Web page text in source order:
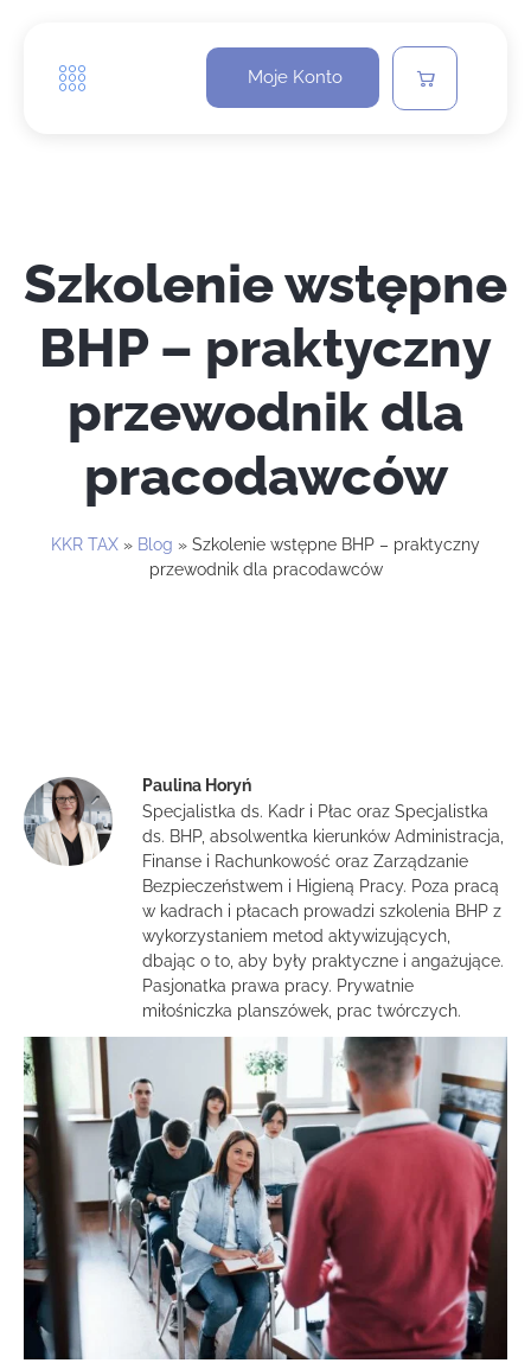
Moje Konto
Szkolenie wstępne
BHP – praktyczny
przewodnik dla
pracodawców
KKR TAX » Blog » Szkolenie wstępne BHP – praktyczny
przewodnik dla pracodawców
Paulina Horyń
Specjalistka ds. Kadr i Płac oraz Specjalistka
ds. BHP, absolwentka kierunków Administracja,
Finanse i Rachunkowość oraz Zarządzanie
Bezpieczeństwem i Higieną Pracy. Poza pracą
w kadrach i płacach prowadzi szkolenia BHP z
wykorzystaniem metod aktywizujących,
dbając o to, aby były praktyczne i angażujące.
Pasjonatka prawa pracy. Prywatnie
miłośniczka planszówek, prac twórczych.